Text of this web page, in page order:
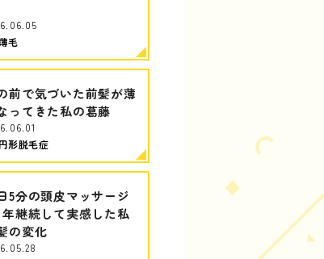
毛
前で気づいた前髪が薄
ってきた私の葛藤
円形脱毛症
5分の頭皮マッサージ
年継続して実感した私
の変化